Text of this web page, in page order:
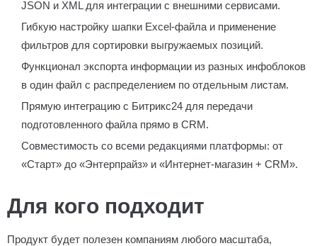
JSON и XML для интеграции с внешними сервисами.
Гибкую настройку шапки Excel-файла и применение
фильтров для сортировки выгружаемых позиций.
Функционал экспорта информации из разных инфоблоков
в один файл с распределением по отдельным листам.
Прямую интеграцию с Битрикс24 для передачи
подготовленного файла прямо в CRM.
Совместимость со всеми редакциями платформы: от
«Старт» до «Энтерпрайз» и «Интернет-магазин + CRM».
Для кого подходит
Продукт будет полезен компаниям любого масштаба,